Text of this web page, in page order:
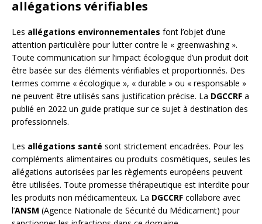
allégations vérifiables
Les allégations environnementales font l’objet d’une
attention particulière pour lutter contre le « greenwashing ».
Toute communication sur l’impact écologique d’un produit doit
être basée sur des éléments vérifiables et proportionnés. Des
termes comme « écologique », « durable » ou « responsable »
ne peuvent être utilisés sans justification précise. La DGCCRF a
publié en 2022 un guide pratique sur ce sujet à destination des
professionnels.
Les allégations santé sont strictement encadrées. Pour les
compléments alimentaires ou produits cosmétiques, seules les
allégations autorisées par les règlements européens peuvent
être utilisées. Toute promesse thérapeutique est interdite pour
les produits non médicamenteux. La DGCCRF collabore avec
l’ANSM (Agence Nationale de Sécurité du Médicament) pour